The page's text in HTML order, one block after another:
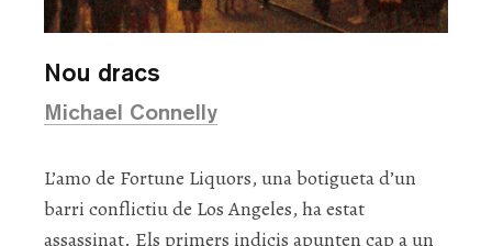
Nou dracs
Michael Connelly
L’amo de Fortune Liquors, una botigueta d’un
barri conflictiu de Los Angeles, ha estat
assassinat. Els primers indicis apunten cap a un